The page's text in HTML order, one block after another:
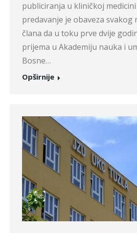
publiciranja u kliničkoj
predavanje je obaveza
člana da u toku prve dvije
prijema u Akademiju nauka i
Bosne…
Opširnije